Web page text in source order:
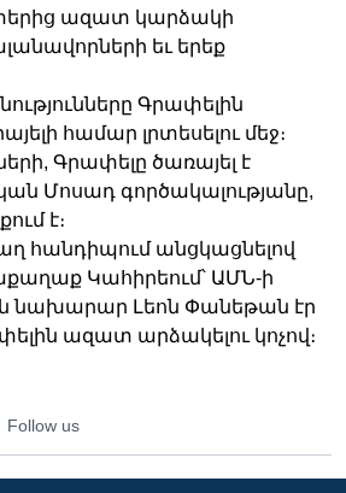
ազատ կարձակի
եւ երեք
Գրափելին
համար լրտեսելու մեջ։
Գրափելը ծառայել է
Մոսադ գործակալությանը,
է։
հանդիպում անցկացնելով
Կահիրեում՝ ԱՄՆ-ի
նախարար Լեոն Փանեթան էր
ազատ արձակելու կոչով։
Follow us